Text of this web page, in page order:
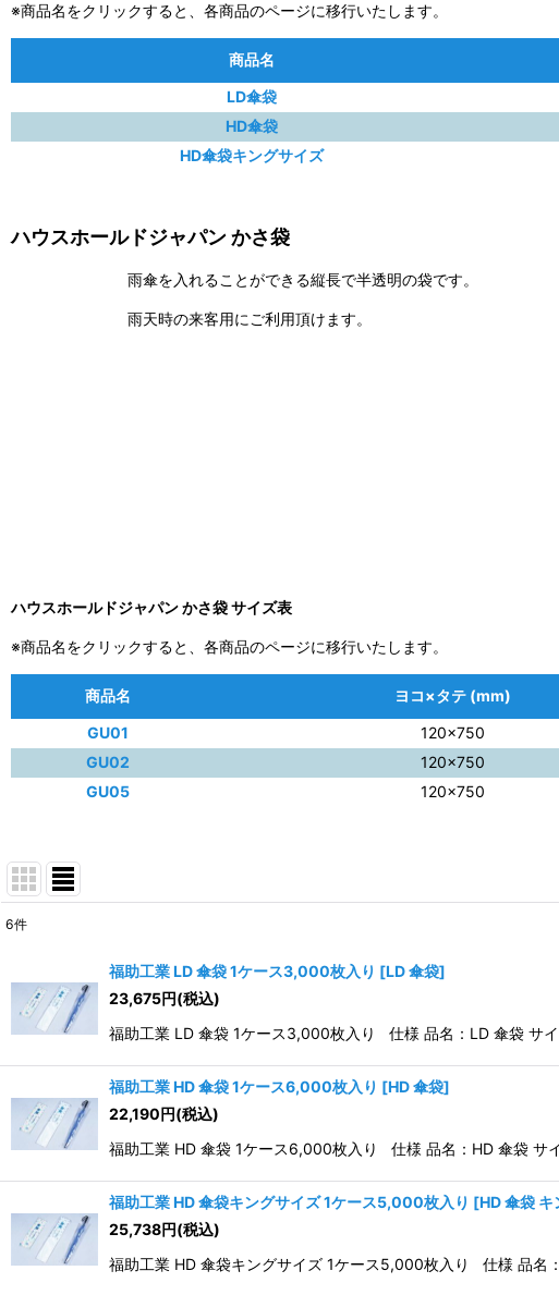
※商品名をクリックすると、各商品のページに移行いたします。
商品名
LD傘袋
HD傘袋
HD傘袋キングサイズ
ハウスホールドジャパン かさ袋
雨傘を入れることができる縦長で半透明の袋です。
雨天時の来客用にご利用頂けます。
ハウスホールドジャパン かさ袋 サイズ表
※商品名をクリックすると、各商品のページに移行いたします。
商品名 ヨコ×タテ (mm)
GU01
120×750
GU02
120×750
GU05
120×750
並び順 :
6件
福助工業 LD 傘袋 1ケース3,000枚入り [LD 傘袋]
23,675円(税込)
福助工業 LD 傘袋 1ケース3,000枚入り 仕様 品名：LD 傘袋
福助工業 HD 傘袋 1ケース6,000枚入り [HD 傘袋]
22,190円(税込)
福助工業 HD 傘袋 1ケース6,000枚入り 仕様 品名：HD 傘袋
福助工業 HD 傘袋キングサイズ 1ケース5,000枚入り [HD 傘袋
25,738円(税込)
福助工業 HD 傘袋キングサイズ 1ケース5,000枚入り 仕様 品